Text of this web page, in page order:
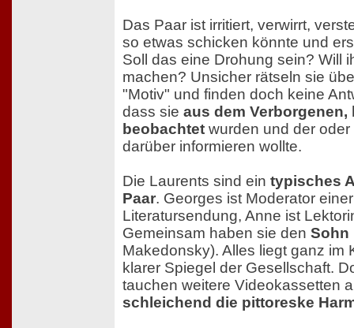
Das Paar ist irritiert, verwirrt,
so etwas schicken könnte und
Soll das eine Drohung sein? Will
machen? Unsicher rätseln sie
"Motiv" und finden doch keine
dass sie aus dem Verborgenen,
beobachtet wurden und der
darüber informieren wollte.
Die Laurents sind ein typisches
Paar. Georges ist Moderator
Literatursendung, Anne ist
Gemeinsam haben sie den Sohn
Makedonsky). Alles liegt ganz im
klarer Spiegel der Gesellschaft.
tauchen weitere Videokassetten
schleichend die pittoreske